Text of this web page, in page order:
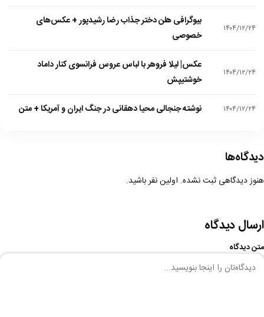
۱۴۰۴/۱۲/۲۴
بیوگرافی هلن دختر جذاب رضا رشیدپور + عکس‌های
خصوصی
۱۴۰۴/۱۲/۲۴
عکس| لیلا فروهر با لباس عروس فرانسوی کنار داماد
خوشتیپش
۱۴۰۴/۱۲/۲۴ نوشته جنجالی محیا دهقانی در جنگ ایران و آمریکا + متن
دیدگاه‌ها
هنوز دیدگاهی ثبت نشده. اولین نفر باشید.
ارسال دیدگاه
متن دیدگاه